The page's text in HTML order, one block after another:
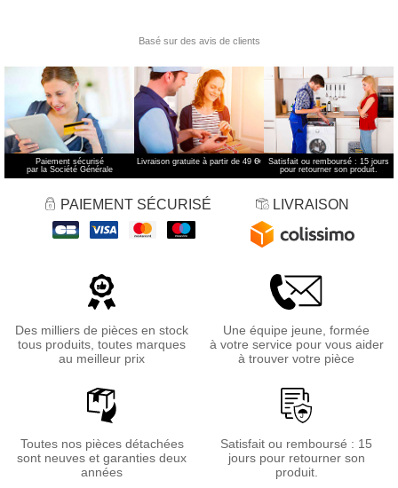
Paiement sécurisé
par la Société Générale
Livraison gratuite à partir de 49 €*
Satisfait ou remboursé : 15 jours
pour retourner son produit.
PAIEMENT SÉCURISÉ LIVRAISON
Des milliers de pièces en stock
tous produits, toutes marques
au meilleur prix
Une équipe jeune, formée
à votre service pour vous aider
à trouver votre pièce
Toutes nos pièces détachées
sont neuves et garanties deux
années
Satisfait ou remboursé : 15
jours pour retourner son
produit.